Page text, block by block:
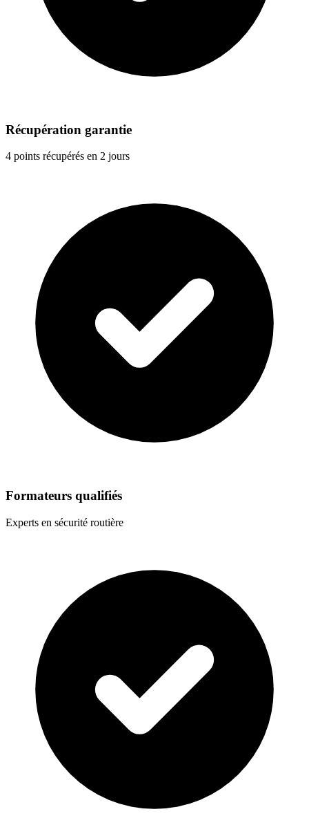
Récupération garantie
4 points récupérés en 2 jours
Formateurs qualifiés
Experts en sécurité routière